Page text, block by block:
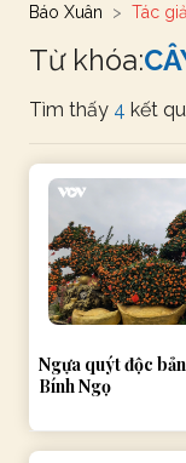
Báo Xuân Tác giả
Từ khóa:
Tìm thấy 4 kết
Ngựa quýt độc
Bính Ngọ